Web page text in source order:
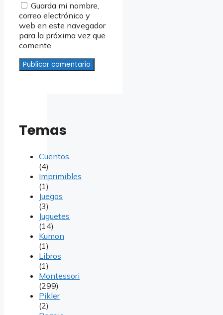
Guarda mi nombre,
correo electrónico y
web en este navegador
para la próxima vez que
comente.
Temas
Cuentos
(4)
Imprimibles
(1)
Juegos
(3)
Juguetes
(14)
Kumon
(1)
Libros
(1)
Montessori
(299)
Pikler
(2)